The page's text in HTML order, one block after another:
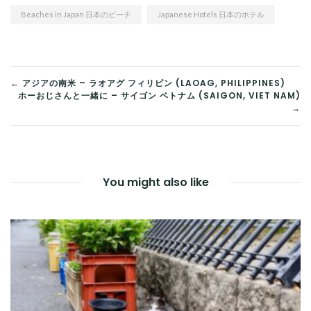
Beaches in Japan 日本のビーチ Japanese Hotels 日本のホテル
投
稿
ー
シ
ョ
← アジアの南米 – ラオアグ フィリピン (LAOAG, PHILIPPINES)
ホーおじさんと一緒に – サイゴン ベトナム (SAIGON, VIET NAM)
→
You might also like